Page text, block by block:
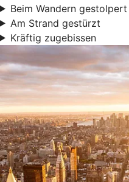
Beim Wandern gestolpert
Am Strand gestürzt
Kräftig zugebissen